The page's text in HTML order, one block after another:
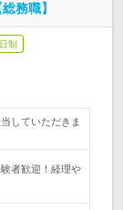
務職】
制
していただきま
者歓迎！経理や